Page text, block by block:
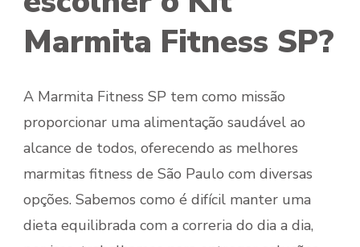
Marmita Fitness SP?
A Marmita Fitness SP tem como missão
proporcionar uma alimentação saudável ao
alcance de todos, oferecendo as melhores
marmitas fitness de São Paulo com diversas
opções. Sabemos como é difícil manter uma
dieta equilibrada com a correria do dia a dia,